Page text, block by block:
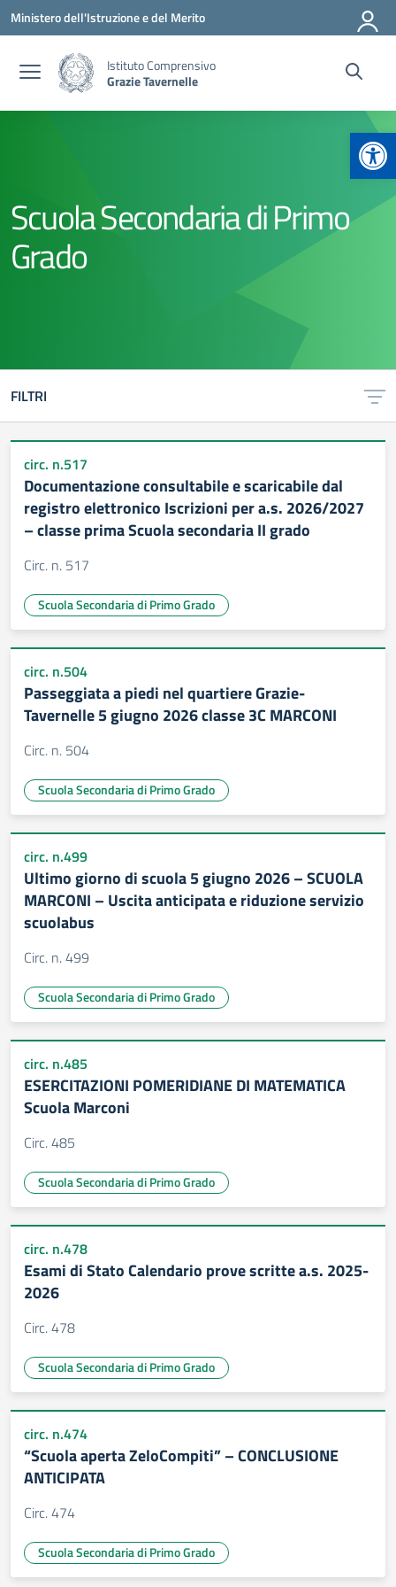
Vai ai contenuti
Vai al menu di navigazione
Vai al footer
Ministero dell'Istruzione e del Merito
Istituto Comprensivo
Grazie Tavernelle
Scuola Secondaria di Primo
Grado
FILTRI
circ. n.517
Documentazione consultabile e scaricabile dal
registro elettronico Iscrizioni per a.s. 2026/2027
– classe prima Scuola secondaria II grado
Circ. n. 517
Scuola Secondaria di Primo Grado
circ. n.504
Passeggiata a piedi nel quartiere Grazie-
Tavernelle 5 giugno 2026 classe 3C MARCONI
Circ. n. 504
Scuola Secondaria di Primo Grado
circ. n.499
Ultimo giorno di scuola 5 giugno 2026 – SCUOLA
MARCONI – Uscita anticipata e riduzione servizio
scuolabus
Circ. n. 499
Scuola Secondaria di Primo Grado
circ. n.485
ESERCITAZIONI POMERIDIANE DI MATEMATICA
Scuola Marconi
Circ. 485
Scuola Secondaria di Primo Grado
circ. n.478
Esami di Stato Calendario prove scritte a.s. 2025-
2026
Circ. 478
Scuola Secondaria di Primo Grado
circ. n.474
“Scuola aperta ZeloCompiti” – CONCLUSIONE
ANTICIPATA
Circ. 474
Scuola Secondaria di Primo Grado